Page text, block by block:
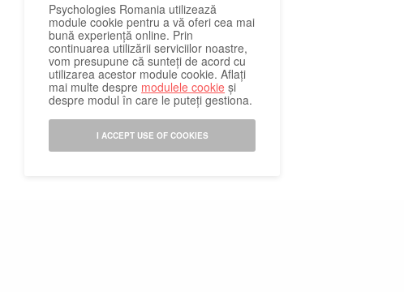
Psychologies Romania utilizează
module cookie pentru a vă oferi cea mai
bună experiență online. Prin
continuarea utilizării serviciilor noastre,
vom presupune că sunteți de acord cu
utilizarea acestor module cookie. Aflați
mai multe despre modulele cookie și
despre modul în care le puteți gestiona.
I ACCEPT USE OF COOKIES